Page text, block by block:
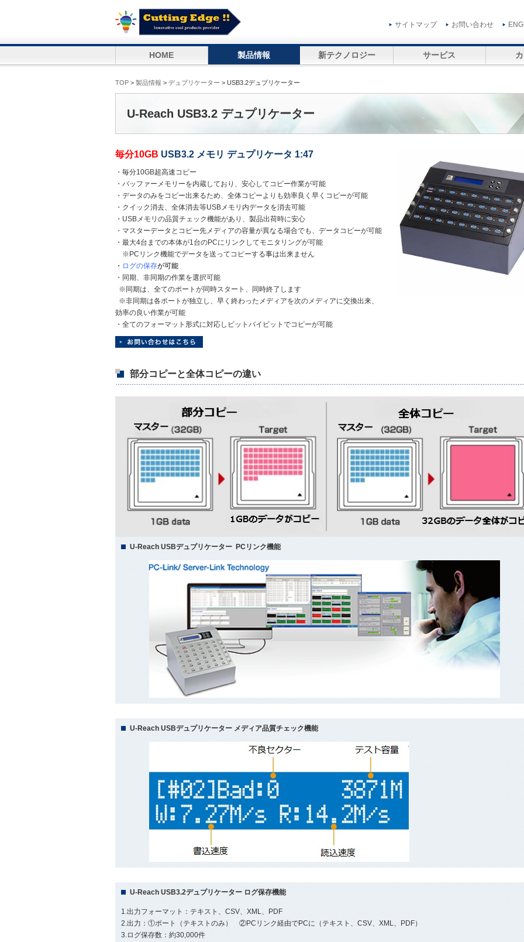
サイトマップ お問い合わせ
HOME 製品情報 新テクノロジー サービス
TOP > 製品情報 > デュプリケーター > USB3.2デュプリケーター
U-Reach USB3.2 デュプリケーター
毎分10GB USB3.2 メモリ デュプリケータ 1:47
・毎分10GB超高速コピー
・バッファーメモリーを内蔵しており、安心してコピー作業が可能
・データのみをコピー出来るため、全体コピーよりも効率良く早くコピーが可能
・クイック消去、全体消去等USBメモリ内データを消去可能
・USBメモリの品質チェック機能があり、製品出荷時に安心
・マスターデータとコピー先メディアの容量が異なる場合でも、データコピーが可能
・最大4台までの本体が1台のPCにリンクしてモニタリングが可能
※PCリンク機能でデータを送ってコピーする事は出来ません
・ ログの保存が可能
・同期、非同期の作業を選択可能
※同期は、全てのポートが同時スタート、同時終了します
※非同期は各ポートが独立し、早く終わったメディアを次のメディアに交換出来、
効率の良い作業が可能
・全てのフォーマット形式に対応しビットバイビットでコピーが可能
部分コピーと全体コピーの違い
U-Reach USBデュプリケーター PCリンク機能
U-Reach USBデュプリケーター メディア品質チェック機能
U-Reach USB3.2デュプリケーター ログ保存機能
1.出力フォーマット：テキスト、CSV、XML、PDF
2.出力：①ポート（テキストのみ） ②PCリンク経由でPCに（テキスト、CSV、XML、PDF）
3.ログ保存数：約30,000件